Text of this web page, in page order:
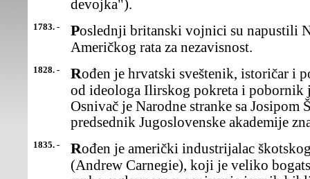
devojka").
1783. - Poslednji britanski vojnici su napustili Njujork, nakon završetka
Američkog rata za nezavisnost.
1828. - Rođen je hrvatski sveštenik, istoričar i političar Franjo Rački, jedan
od ideologa Ilirskog pokreta i pobornik
Osnivač je Narodne stranke sa
predsednik Jugoslovenske akademije
1835. - Rođen je američki industrijalac škotskog porekla Endrju Karnegi
(Andrew Carnegie), koji je veliko